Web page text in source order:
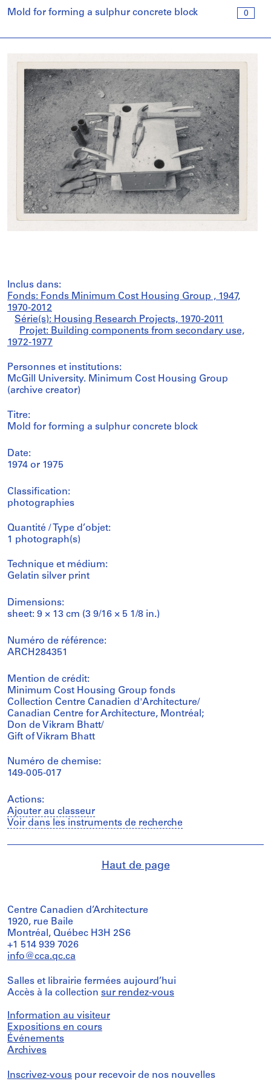
0
Mold for forming a sulphur concrete block
Inclus dans:
Fonds: Fonds Minimum Cost Housing Group , 1947,
1970-2012
Série(s): Housing Research Projects, 1970-2011
Projet: Building components from secondary use,
1972-1977
Personnes et institutions:
McGill University. Minimum Cost Housing Group
(archive creator)
Titre:
Mold for forming a sulphur concrete block
Date:
1974 or 1975
Classification:
photographies
Quantité / Type d’objet:
1 photograph(s)
Technique et médium:
Gelatin silver print
Dimensions:
sheet: 9 × 13 cm (3 9/16 × 5 1/8 in.)
Numéro de référence:
ARCH284351
Mention de crédit:
Minimum Cost Housing Group fonds
Collection Centre Canadien d'Architecture/
Canadian Centre for Architecture, Montréal;
Don de Vikram Bhatt/
Gift of Vikram Bhatt
Numéro de chemise:
149-005-017
Actions:
Ajouter au classeur
Voir dans les instruments de recherche
Haut de page
Centre Canadien d’Architecture
1920, rue Baile
Montréal, Québec H3H 2S6
+1 514 939 7026
info@cca.qc.ca
Salles et librairie fermées aujourd’hui
Accès à la collection sur rendez-vous
Information au visiteur
Expositions en cours
Événements
Archives
Inscrivez-vous pour recevoir de nos nouvelles